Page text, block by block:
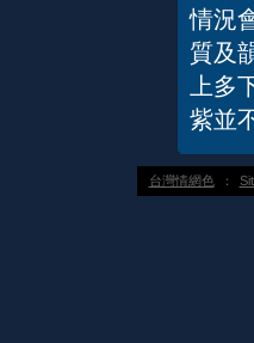
情況
質及
上多
紫並
台灣情網色 ：